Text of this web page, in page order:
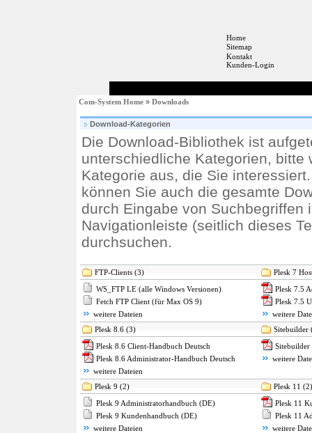
Home
Sitemap
Kontakt
Kunden-Login
Com-System Home » Downloads
Download-Kategorien
Die Download-Bibliothek ist
unterschiedliche Kategorien, bitte
Kategorie aus, die Sie
können Sie auch die gesamte
durch Eingabe von Suchbegriffen
Navigationleiste (seitlich dieses
durchsuchen.
FTP-Clients (3)
Plesk 7
WS_FTP LE (alle Windows Versionen)
Fetch FTP Client (für Max OS 9)
weitere Dateien
Plesk 7.5
Plesk 7.5
weitere
Plesk 8.6 (3)
Sitebuilder
Plesk 8.6 Client-Handbuch Deutsch
Plesk 8.6 Administrator-Handbuch Deutsch
weitere Dateien
Sitebuilder
weitere
Plesk 9 (2)
Plesk 11 (2)
Plesk 9 Administratorhandbuch (DE)
Plesk 9 Kundenhandbuch (DE)
weitere Dateien
Plesk 11
Plesk 11
weitere